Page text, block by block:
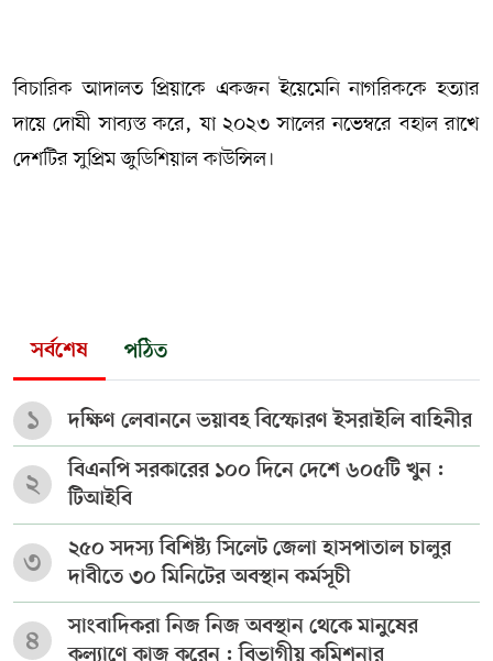
বিচারিক আদালত প্রিয়াকে একজন ইয়েমেনি নাগরিককে হত্যার
দায়ে দোষী সাব্যস্ত করে, যা ২০২৩ সালের নভেম্বরে বহাল রাখে
দেশটির সুপ্রিম জুডিশিয়াল কাউন্সিল।
সর্বশেষ পঠিত
১ দক্ষিণ লেবাননে ভয়াবহ বিস্ফোরণ ইসরাইলি বাহিনীর
২
বিএনপি সরকারের ১০০ দিনে দেশে ৬০৫টি খুন :
টিআইবি
৩
২৫০ সদস্য বিশিষ্ট্য সিলেট জেলা হাসপাতাল চালুর
দাবীতে ৩০ মিনিটের অবস্থান কর্মসূচী
৪
সাংবাদিকরা নিজ নিজ অবস্থান থেকে মানুষের